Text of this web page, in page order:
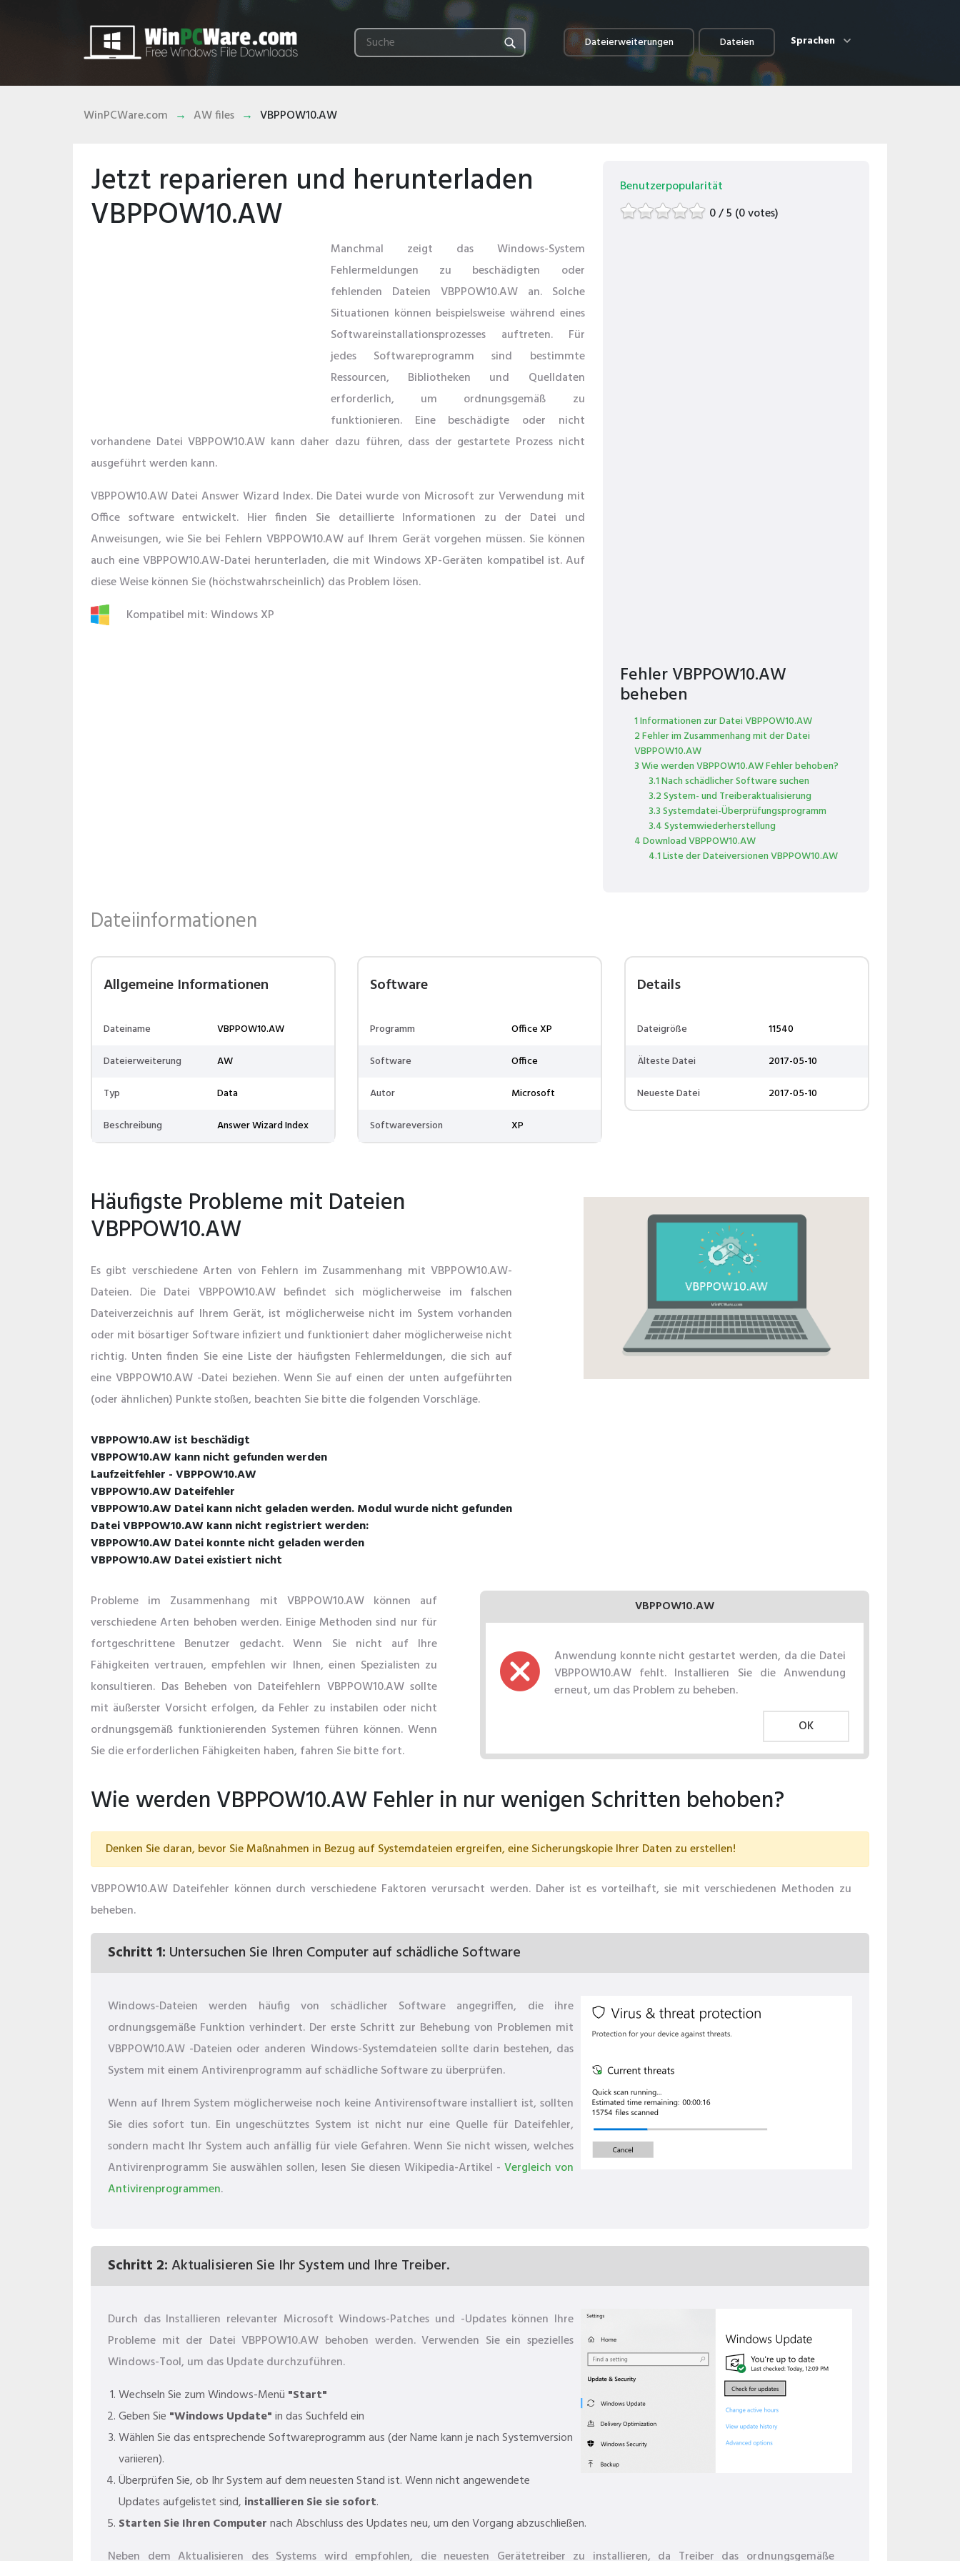
Dateierweiterungen Dateien Sprachen
WinPCWare.com AW files VBPPOW10.AW
Jetzt reparieren und herunterladen
VBPPOW10.AW
Manchmal zeigt das Windows-System
Fehlermeldungen zu beschädigten oder
fehlenden Dateien VBPPOW10.AW an. Solche
Situationen können beispielsweise während eines
Softwareinstallationsprozesses auftreten. Für
jedes Softwareprogramm sind bestimmte
Ressourcen, Bibliotheken und Quelldaten
erforderlich, um ordnungsgemäß zu
funktionieren. Eine beschädigte oder nicht
vorhandene Datei VBPPOW10.AW kann daher dazu führen, dass der gestartete Prozess nicht
ausgeführt werden kann.
VBPPOW10.AW Datei Answer Wizard Index. Die Datei wurde von Microsoft zur Verwendung mit
Office software entwickelt. Hier finden Sie detaillierte Informationen zu der Datei und
Anweisungen, wie Sie bei Fehlern VBPPOW10.AW auf Ihrem Gerät vorgehen müssen. Sie können
auch eine VBPPOW10.AW-Datei herunterladen, die mit Windows XP-Geräten kompatibel ist. Auf
diese Weise können Sie (höchstwahrscheinlich) das Problem lösen.
Kompatibel mit: Windows XP
Benutzerpopularität
0 / 5 (0 votes)
Fehler VBPPOW10.AW
beheben
1 Informationen zur Datei VBPPOW10.AW
2 Fehler im Zusammenhang mit der Datei
VBPPOW10.AW
3 Wie werden VBPPOW10.AW Fehler behoben?
3.1 Nach schädlicher Software suchen
3.2 System- und Treiberaktualisierung
3.3 Systemdatei-Überprüfungsprogramm
3.4 Systemwiederherstellung
4 Download VBPPOW10.AW
4.1 Liste der Dateiversionen VBPPOW10.AW
Dateiinformationen
Allgemeine Informationen
Dateiname
VBPPOW10.AW
Dateierweiterung
AW
Typ
Data
Beschreibung
Answer Wizard Index
Software
Programm
Office XP
Software
Office
Autor
Microsoft
Softwareversion
XP
Details
Dateigröße
11540
Älteste Datei
2017-05-10
Neueste Datei
2017-05-10
Häufigste Probleme mit Dateien
VBPPOW10.AW
Es gibt verschiedene Arten von Fehlern im Zusammenhang mit VBPPOW10.AW-
Dateien. Die Datei VBPPOW10.AW befindet sich möglicherweise im falschen
Dateiverzeichnis auf Ihrem Gerät, ist möglicherweise nicht im System vorhanden
oder mit bösartiger Software infiziert und funktioniert daher möglicherweise nicht
richtig. Unten finden Sie eine Liste der häufigsten Fehlermeldungen, die sich auf
eine VBPPOW10.AW -Datei beziehen. Wenn Sie auf einen der unten aufgeführten
(oder ähnlichen) Punkte stoßen, beachten Sie bitte die folgenden Vorschläge.
VBPPOW10.AW ist beschädigt
VBPPOW10.AW kann nicht gefunden werden
Laufzeitfehler - VBPPOW10.AW
VBPPOW10.AW Dateifehler
VBPPOW10.AW Datei kann nicht geladen werden. Modul wurde nicht gefunden
Datei VBPPOW10.AW kann nicht registriert werden:
VBPPOW10.AW Datei konnte nicht geladen werden
VBPPOW10.AW Datei existiert nicht
VBPPOW10.AW
Anwendung konnte nicht gestartet werden, da die Datei
VBPPOW10.AW fehlt. Installieren Sie die Anwendung
erneut, um das Problem zu beheben.
OK
Probleme im Zusammenhang mit VBPPOW10.AW können auf
verschiedene Arten behoben werden. Einige Methoden sind nur für
fortgeschrittene Benutzer gedacht. Wenn Sie nicht auf Ihre
Fähigkeiten vertrauen, empfehlen wir Ihnen, einen Spezialisten zu
konsultieren. Das Beheben von Dateifehlern VBPPOW10.AW sollte
mit äußerster Vorsicht erfolgen, da Fehler zu instabilen oder nicht
ordnungsgemäß funktionierenden Systemen führen können. Wenn
Sie die erforderlichen Fähigkeiten haben, fahren Sie bitte fort.
Wie werden VBPPOW10.AW Fehler in nur wenigen Schritten behoben?
Denken Sie daran, bevor Sie Maßnahmen in Bezug auf Systemdateien ergreifen, eine Sicherungskopie Ihrer Daten zu erstellen!
VBPPOW10.AW Dateifehler können durch verschiedene Faktoren verursacht werden. Daher ist es vorteilhaft, sie mit verschiedenen Methoden zu
beheben.
Schritt 1: Untersuchen Sie Ihren Computer auf schädliche Software
Windows-Dateien werden häufig von schädlicher Software angegriffen, die ihre
ordnungsgemäße Funktion verhindert. Der erste Schritt zur Behebung von Problemen mit
VBPPOW10.AW -Dateien oder anderen Windows-Systemdateien sollte darin bestehen, das
System mit einem Antivirenprogramm auf schädliche Software zu überprüfen.
Wenn auf Ihrem System möglicherweise noch keine Antivirensoftware installiert ist, sollten
Sie dies sofort tun. Ein ungeschütztes System ist nicht nur eine Quelle für Dateifehler,
sondern macht Ihr System auch anfällig für viele Gefahren. Wenn Sie nicht wissen, welches
Antivirenprogramm Sie auswählen sollen, lesen Sie diesen Wikipedia-Artikel - Vergleich von
Antivirenprogrammen.
Schritt 2:Aktualisieren Sie Ihr System und Ihre Treiber.
Durch das Installieren relevanter Microsoft Windows-Patches und -Updates können Ihre
Probleme mit der Datei VBPPOW10.AW behoben werden. Verwenden Sie ein spezielles
Windows-Tool, um das Update durchzuführen.
Wechseln Sie zum Windows-Menü "Start"
Geben Sie "Windows Update"in das Suchfeld ein
Wählen Sie das entsprechende Softwareprogramm aus (der Name kann je nach Systemversion
variieren).
Überprüfen Sie, ob Ihr System auf dem neuesten Stand ist. Wenn nicht angewendete
Updates aufgelistet sind, installieren Sie sie sofort.
Starten Sie Ihren Computernach Abschluss des Updates neu, um den Vorgang abzuschließen.
Neben dem Aktualisieren des Systems wird empfohlen, die neuesten Gerätetreiber zu installieren, da Treiber das ordnungsgemäße